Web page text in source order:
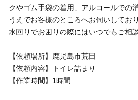
クやゴム手袋の着用、アルコールでの
うえでお客様のところへお伺いしており
水回りでお困りの際にはいつでもご相
【依頼場所】鹿児島市荒田
【依頼内容】トイレ詰まり
【作業時間】1時間